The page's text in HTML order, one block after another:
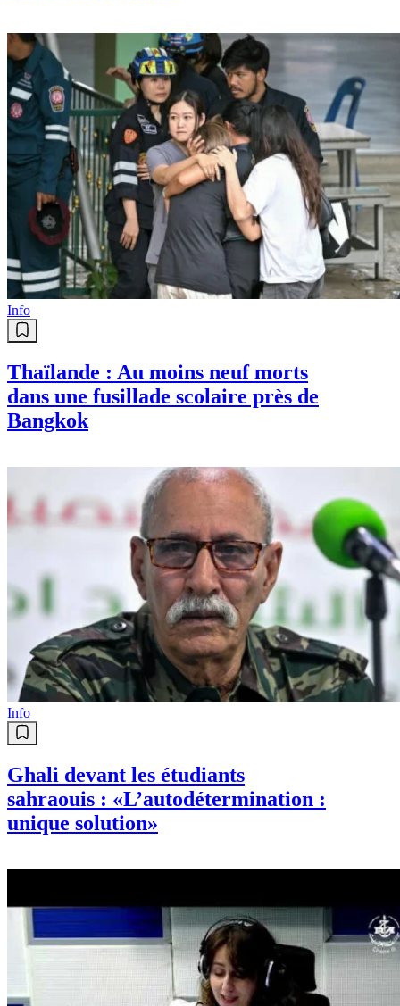
Info
Thaïlande : Au moins neuf morts
dans une fusillade scolaire près de
Bangkok
Info
Ghali devant les étudiants
sahraouis : «L’autodétermination :
unique solution»